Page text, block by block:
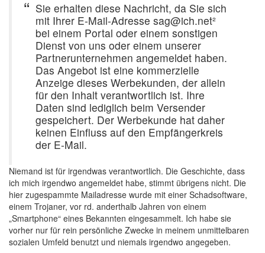
Sie erhalten diese Nachricht, da Sie sich
mit Ihrer E-Mail-Adresse sag@ich.net²
bei einem Portal oder einem sonstigen
Dienst von uns oder einem unserer
Partnerunternehmen angemeldet haben.
Das Angebot ist eine kommerzielle
Anzeige dieses Werbekunden, der allein
für den Inhalt verantwortlich ist. Ihre
Daten sind lediglich beim Versender
gespeichert. Der Werbekunde hat daher
keinen Einfluss auf den Empfängerkreis
der E-Mail.
Niemand ist für irgendwas verantwortlich. Die Geschichte, dass
ich mich irgendwo angemeldet habe, stimmt übrigens nicht. Die
hier zugespammte Mailadresse wurde mit einer Schadsoftware,
einem Trojaner, vor rd. anderthalb Jahren von einem
„Smartphone“ eines Bekannten eingesammelt. Ich habe sie
vorher nur für rein persönliche Zwecke in meinem unmittelbaren
sozialen Umfeld benutzt und niemals irgendwo angegeben.